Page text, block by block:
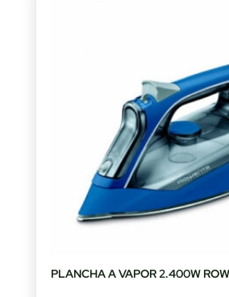
PLANCHA A VAPOR 2.400W